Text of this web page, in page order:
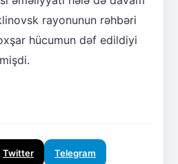
rayonunun rəhbəri
hücumun dəf edildiyi
Twitter Telegram